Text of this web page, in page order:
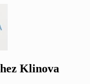
Klinova